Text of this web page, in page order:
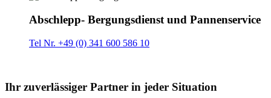
Abschlepp- Bergungsdienst und Pannenservice
Tel Nr. +49 (0) 341 600 586 10
Ihr zuverlässiger Partner in jeder Situation